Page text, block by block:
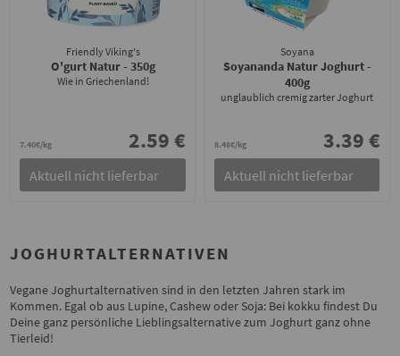
Friendly Viking's
O'gurt Natur- 350g
Wie in Griechenland!
7.40€/kg 2.59 €
Aktuell nicht lieferbar
Soyana
Soyananda Natur Joghurt-
400g
unglaublich cremig zarter Joghurt
8.48€/kg 3.39 €
Aktuell nicht lieferbar
JOGHURTALTERNATIVEN
Vegane Joghurtalternativen sind in den letzten Jahren stark im
Kommen. Egal ob aus Lupine, Cashew oder Soja: Bei kokku findest Du
Deine ganz persönliche Lieblingsalternative zum Joghurt ganz ohne
Tierleid!